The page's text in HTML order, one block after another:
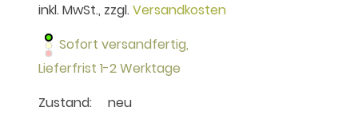
inkl. MwSt., zzgl.Versandkosten
Sofort versandfertig,
Lieferfrist 1-2 Werktage
Zustand:
neu